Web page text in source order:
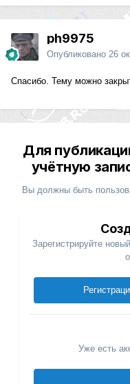
ph9975
Опубликовано 26
Спасибо. Тему можно
Для
учётную
Вы должны быть
Зарегистрируйте
Уже есть